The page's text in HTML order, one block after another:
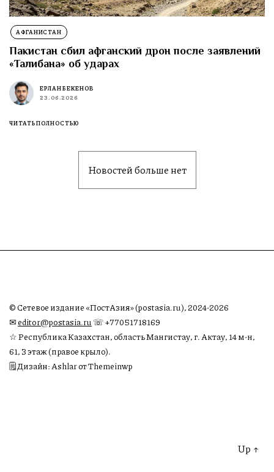
АФГАНИСТАН
Пакистан сбил афганский дрон после заявлений
«Талибана» об ударах
ЕРЛАН БЕКЕНОВ
23.06.2026
ЧИТАТЬ ПОЛНОСТЬЮ
Новостей больше нет
© Сетевое издание «ПостАзия» (postasia.ru), 2024-2026
✉︎editor@postasia.ru ☏ +77051718169
☆ Республика Казахстан, область Мангистау, г. Актау, 14 м-н,
61, 3 этаж (правое крыло).
🗒 Дизайн: Ashlar от Themeinwp
Up ↑